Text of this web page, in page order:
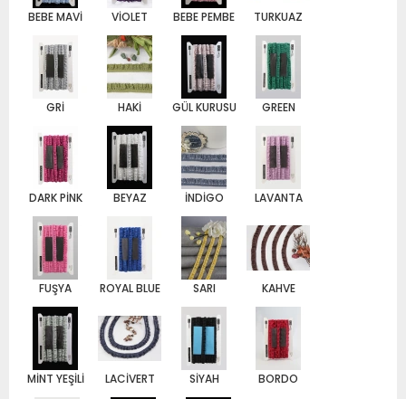
BEBE MAVİ VİOLET BEBE PEMBE TURKUAZ
GRİ HAKİ GÜL KURUSU GREEN
DARK PİNK BEYAZ İNDİGO LAVANTA
FUŞYA ROYAL BLUE SARI KAHVE
MİNT YEŞİLİ LACİVERT SİYAH BORDO